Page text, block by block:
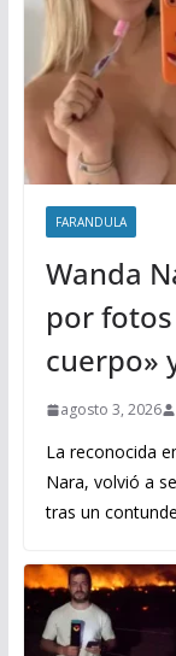
FARANDULA
Wanda
por
cuerpo»
agosto 3, 2026
La reconocida
Nara, volvió a
tras un